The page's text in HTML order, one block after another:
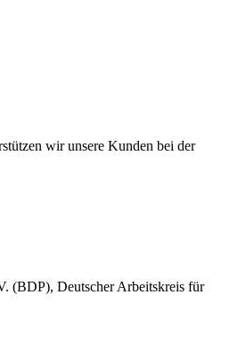
wir unsere Kunden bei der
(BDP), Deutscher Arbeitskreis für